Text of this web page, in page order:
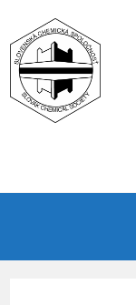
content